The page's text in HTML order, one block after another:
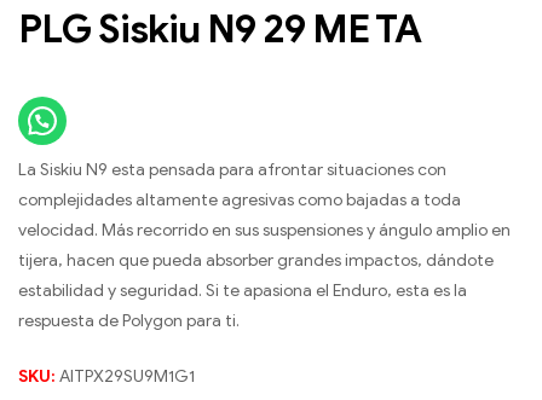
PLG Siskiu N9 29 ME TA
La Siskiu N9 esta pensada para afrontar situaciones con
complejidades altamente agresivas como bajadas a toda
velocidad. Más recorrido en sus suspensiones y ángulo amplio en
tijera, hacen que pueda absorber grandes impactos, dándote
estabilidad y seguridad. Si te apasiona el Enduro, esta es la
respuesta de Polygon para ti.
SKU: AITPX29SU9M1G1